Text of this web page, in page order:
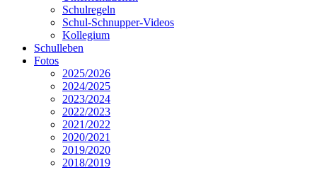
Schulregeln
Schul-Schnupper-Videos
Kollegium
Schulleben
Fotos
2025/2026
2024/2025
2023/2024
2022/2023
2021/2022
2020/2021
2019/2020
2018/2019